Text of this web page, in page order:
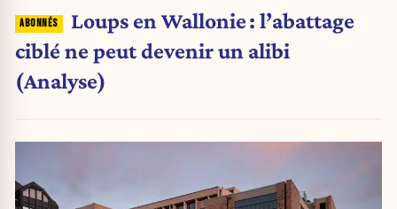
Loups en Wallonie : l’abattage
ciblé ne peut devenir un alibi
(Analyse)